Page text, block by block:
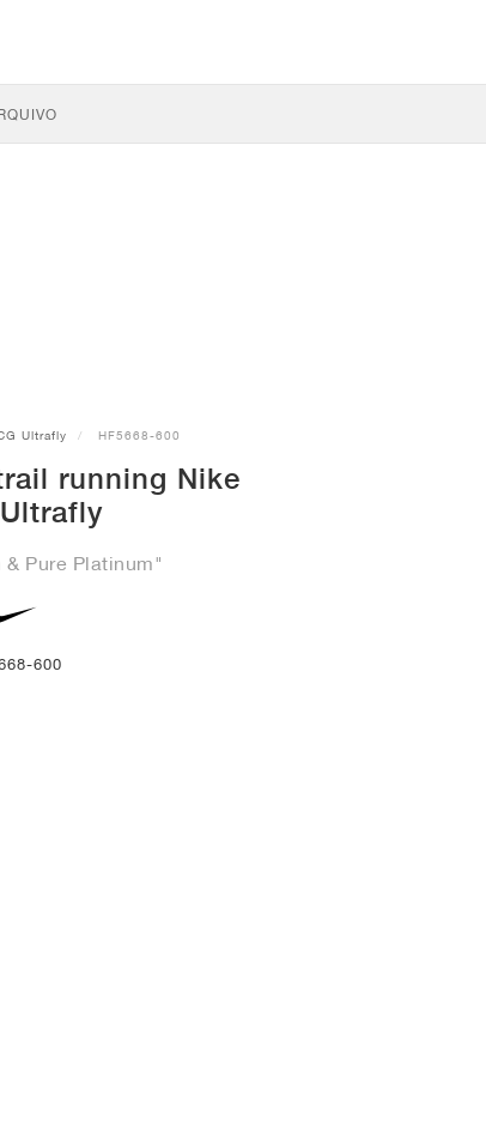
Ultrafly HF5668-600
running Nike
Pure Platinum"
600